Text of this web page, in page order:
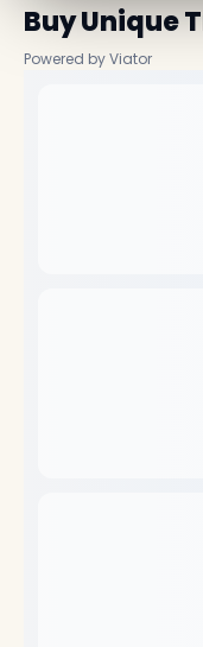
Buy Unique
Powered by Viator